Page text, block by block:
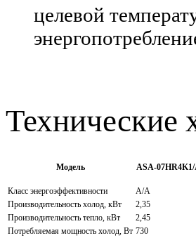
целевой
Технические
Модель ASA-
Класс энергоэффективности А/А
Производительность холод, кВт
2,35
Производительность тепло, кВт
2,45
Потребляемая мощность холод, Вт 730